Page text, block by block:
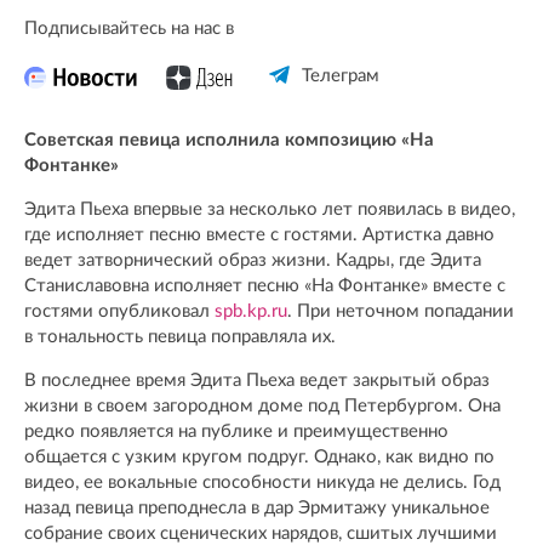
Подписывайтесь на нас в
Телеграм
Советская певица исполнила композицию «На
Фонтанке»
Эдита Пьеха впервые за несколько лет появилась в видео,
где исполняет песню вместе с гостями. Артистка давно
ведет затворнический образ жизни. Кадры, где Эдита
Станиславовна исполняет песню «На Фонтанке» вместе с
гостями опубликовал spb.kp.ru. При неточном попадании
в тональность певица поправляла их.
В последнее время Эдита Пьеха ведет закрытый образ
жизни в своем загородном доме под Петербургом. Она
редко появляется на публике и преимущественно
общается с узким кругом подруг. Однако, как видно по
видео, ее вокальные способности никуда не делись. Год
назад певица преподнесла в дар Эрмитажу уникальное
собрание своих сценических нарядов, сшитых лучшими